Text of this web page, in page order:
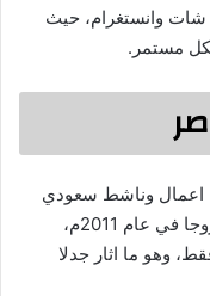
شات وانستغرام، حيث
مستمر.
اعمال وناشط سعودي
معروف على مواقع التواصل الاجتماعي. تزوجا في عام 2011م،
تبلغ من العمر 12 عاما فقط، وهو ما اثار جدلا